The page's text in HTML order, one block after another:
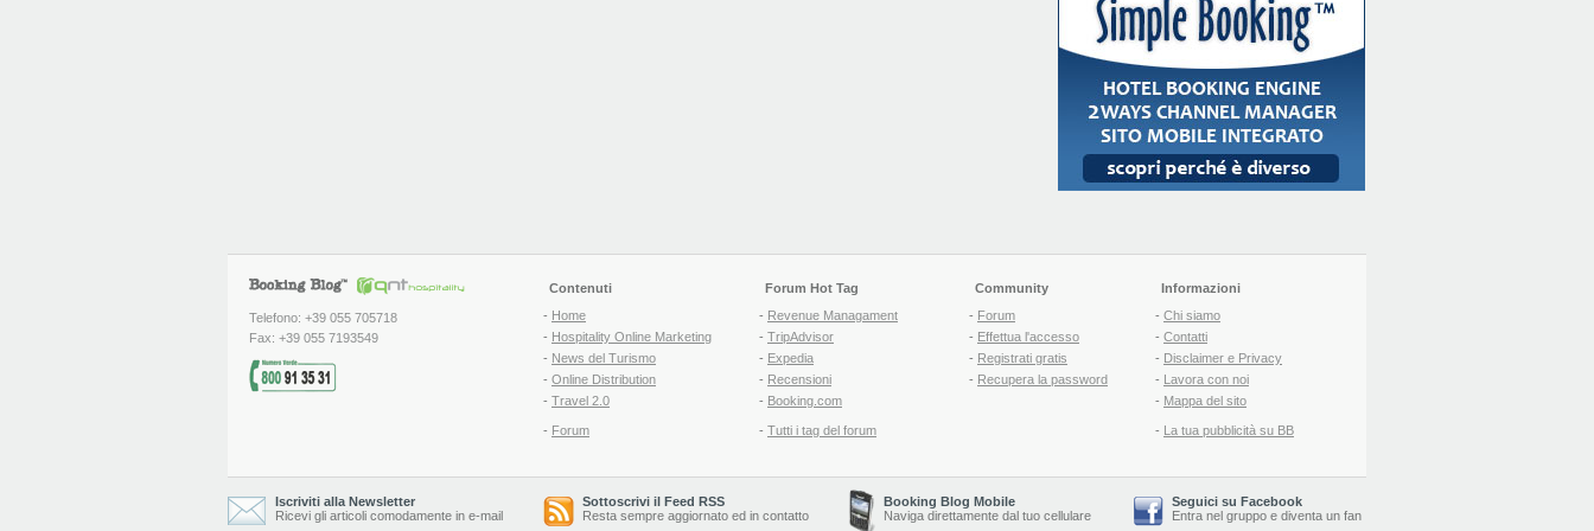
Telefono: +39 055 705718
Fax: +39 055 7193549
Contenuti
- Home
- Hospitality Online Marketing
- News del Turismo
- Online Distribution
- Travel 2.0
- Forum
Forum Hot Tag
- Revenue Managament
- TripAdvisor
- Expedia
- Recensioni
- Booking.com
- Tutti i tag del forum
Community
- Forum
- Effettua l'accesso
- Registrati gratis
- Recupera la password
Informazioni
- Chi siamo
- Contatti
- Disclaimer e Privacy
- Lavora con noi
- Mappa del sito
- La tua pubblicità su BB
Iscriviti alla Newsletter
Ricevi gli articoli comodamente in e-mail
Sottoscrivi il Feed RSS
Resta sempre aggiornato ed in contatto
Booking Blog Mobile
Naviga direttamente dal tuo cellulare
Seguici su Facebook
Entra nel gruppo e diventa un fan